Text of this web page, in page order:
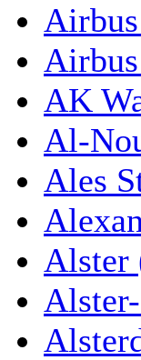
AK
Al-
Ales
Alster